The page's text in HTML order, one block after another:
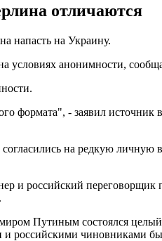
отличаются
напасть на Украину.
условиях анонимности,
формата", - заявил
на редкую личную
российский переговорщик
Путиным состоялся
и российскими чиновниками